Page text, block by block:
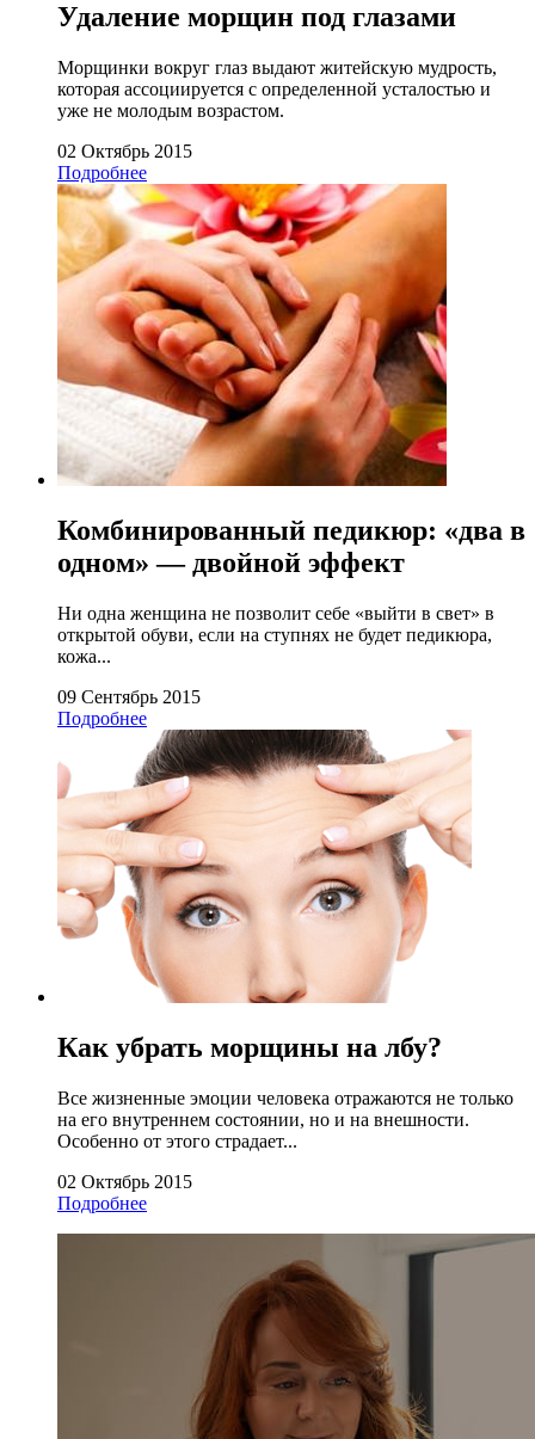
Удаление морщин под глазами
Морщинки вокруг глаз выдают житейскую мудрость,
которая ассоциируется с определенной усталостью и
уже не молодым возрастом.
02 Октябрь 2015
Подробнее
Комбинированный педикюр: «два в
одном» — двойной эффект
Ни одна женщина не позволит себе «выйти в свет» в
открытой обуви, если на ступнях не будет педикюра,
кожа...
09 Сентябрь 2015
Подробнее
Как убрать морщины на лбу?
Все жизненные эмоции человека отражаются не только
на его внутреннем состоянии, но и на внешности.
Особенно от этого страдает...
02 Октябрь 2015
Подробнее